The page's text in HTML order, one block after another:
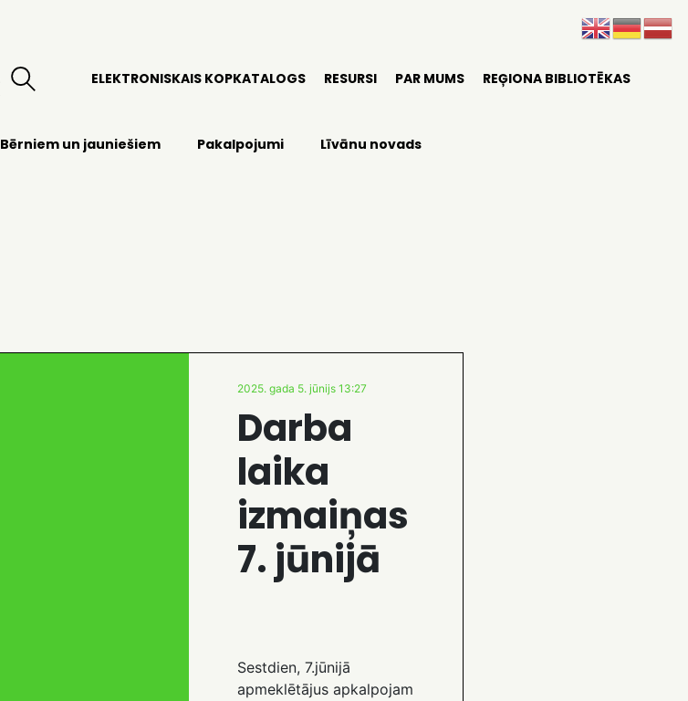
ELEKTRONISKAIS KOPKATALOGS RESURSI PAR MUMS REĢIONA BIBLIOTĒKAS
Bērniem un jauniešiem Pakalpojumi Līvānu novads
2025. gada 5. jūnijs 13:27
Darba
laika
izmaiņas
7. jūnijā
Sestdien, 7.jūnijā
apmeklētājus apkalpojam